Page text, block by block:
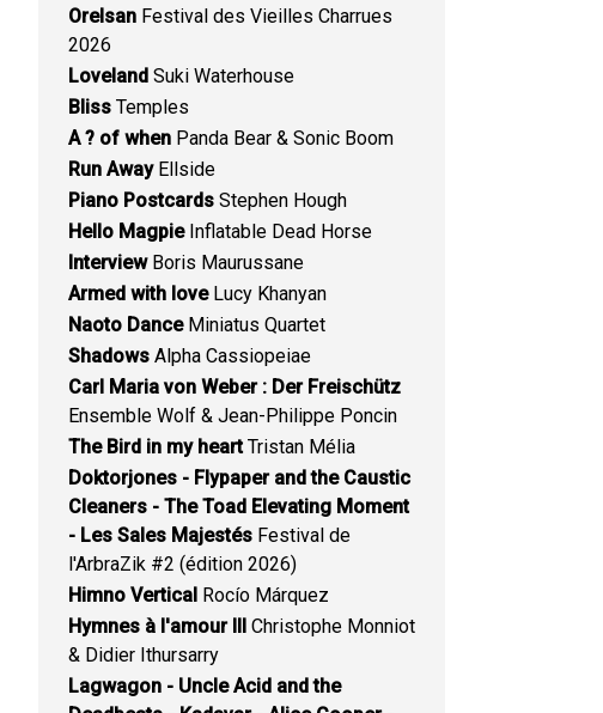
Orelsan Festival des Vieilles Charrues
2026
Loveland Suki Waterhouse
Bliss Temples
A ? of when Panda Bear & Sonic Boom
Run AwayEllside
Piano Postcards Stephen Hough
Hello MagpieInflatable Dead Horse
InterviewBoris Maurussane
Armed with loveLucy Khanyan
Naoto DanceMiniatus Quartet
Shadows Alpha Cassiopeiae
Carl Maria von Weber : Der Freischütz
Ensemble Wolf & Jean-Philippe Poncin
The Bird in my heartTristan Mélia
Doktorjones - Flypaper and the Caustic
Cleaners - The Toad Elevating Moment
- Les Sales Majestés Festival de
l'ArbraZik #2 (édition 2026)
Himno Vertical Rocío Márquez
Hymnes à l'amour III Christophe Monniot
& Didier Ithursarry
Lagwagon - Uncle Acid and the